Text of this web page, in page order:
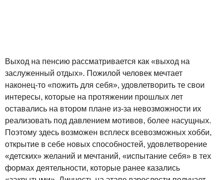
Выход на пенсию рассматривается как «выход на
заслуженный отдых». Пожилой человек мечтает
наконец‑то «пожить для себя», удовлетворить те свои
интересы, которые на протяжении прошлых лет
оставались на втором плане из‑за невозможности их
реализовать под давлением мотивов, более насущных.
Поэтому здесь возможен всплеск всевозможных хобби,
открытие в себе новых способностей, удовлетворение
«детских» желаний и мечтаний, «испытание себя» в тех
формах деятельности, которые ранее казались